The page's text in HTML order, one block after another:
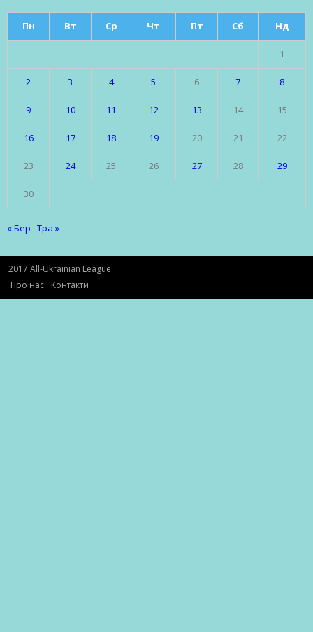
Пн Вт Ср Чт Пт Сб Нд
1
2 3 4 5 6 7 8
9 10 11 12 13 14 15
16 17 18 19 20 21 22
23 24 25 26 27 28 29
30
« Бер Тра »
2017 All-Ukrainian League
Про нас
Контакти